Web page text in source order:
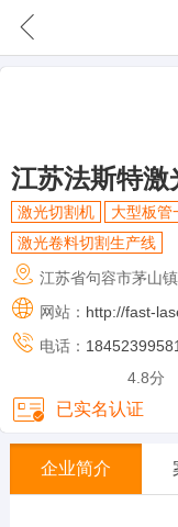
成功案例
企业动态
会员单位
公司简介
江苏法斯特激
激光切割机 大型板管
激光卷料切割生产线
江苏省句容市茅山
网站： http://fast-
电话： 18452399581
4.8分
已实名认证
企业简介